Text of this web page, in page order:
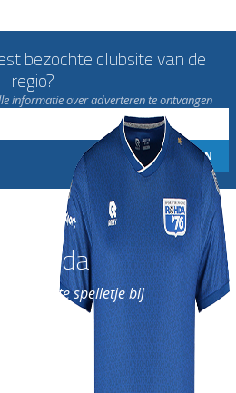
bezochte clubsite van de
regio?
informatie over adverteren te ontvangen
Rohda
het leukste spelletje bij